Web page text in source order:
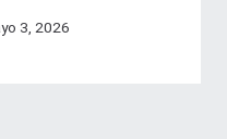
3, 2026